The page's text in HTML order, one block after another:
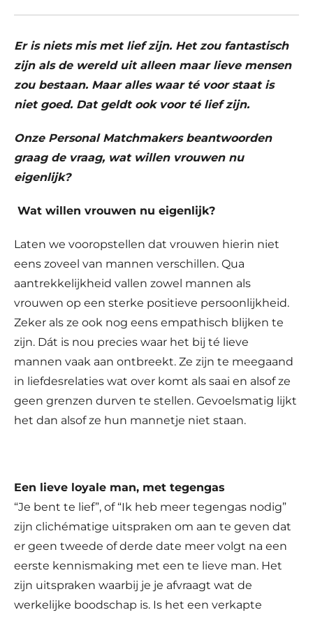
Er is niets mis met lief zijn. Het zou fantastisch
zijn als de wereld uit alleen maar lieve mensen
zou bestaan. Maar alles waar té voor staat is
niet goed. Dat geldt ook voor té lief zijn.
Onze Personal Matchmakers beantwoorden
graag de vraag, wat willen vrouwen nu
eigenlijk?
Wat willen vrouwen nu eigenlijk?
Laten we vooropstellen dat vrouwen hierin niet
eens zoveel van mannen verschillen. Qua
aantrekkelijkheid vallen zowel mannen als
vrouwen op een sterke positieve persoonlijkheid.
Zeker als ze ook nog eens empathisch blijken te
zijn. Dát is nou precies waar het bij té lieve
mannen vaak aan ontbreekt. Ze zijn te meegaand
in liefdesrelaties wat over komt als saai en alsof ze
geen grenzen durven te stellen. Gevoelsmatig lijkt
het dan alsof ze hun mannetje niet staan.
Een lieve loyale man, met tegengas
“Je bent te lief”, of “Ik heb meer tegengas nodig”
zijn clichématige uitspraken om aan te geven dat
er geen tweede of derde date meer volgt na een
eerste kennismaking met een te lieve man. Het
zijn uitspraken waarbij je je afvraagt wat de
werkelijke boodschap is. Is het een verkapte